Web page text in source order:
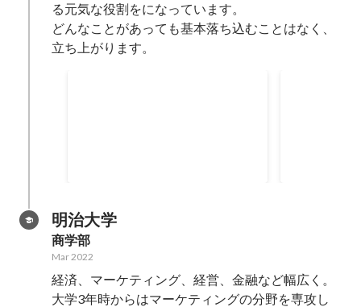
る元気な役割をになっています。
どんなことがあっても基本落ち込むことはなく、
立ち上がります。
明治大学
商学部
Mar 2022
経済、マーケティング、経営、金融など幅広く。
大学3年時からはマーケティングの分野を専攻し